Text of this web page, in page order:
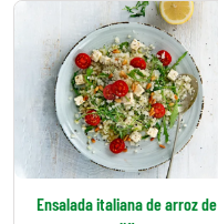
Ensalada italiana de arroz de